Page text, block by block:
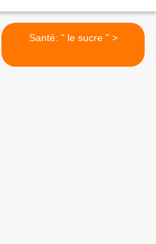
Santé: " le sucre " >